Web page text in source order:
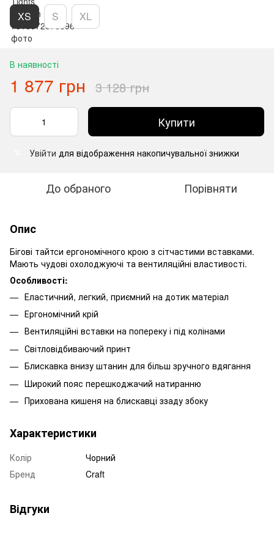
XS S XL
В наявності
1 877 грн 3 128 грн
Купити
Увійти для відображення накопичувальної знижки
До обраного Порівняти
Опис
Бігові тайтси ергономічного крою з сітчастими вставками.
Мають чудові охолоджуючі та вентиляційні властивості.
Особливості:
Еластичний, легкий, приємний на дотик матеріал
Ергономічний крій
Вентиляційні вставки на попереку і під колінами
Світловідбиваючий принт
Блискавка внизу штанин для більш зручного вдягання
Широкий пояс перешкоджачий натиранню
Прихована кишеня на блискавці ззаду збоку
Характеристики
Колір
Чорний
Бренд
Craft
Відгуки